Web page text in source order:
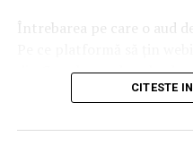
Întrebarea pe care o aud
din Google, nu doar lead-
scurt e că platformaCITESTE